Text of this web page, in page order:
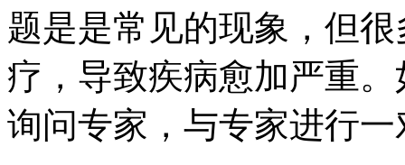
题是是常见的现象，但
疗，导致疾病愈加严重
询问专家，与专家进行